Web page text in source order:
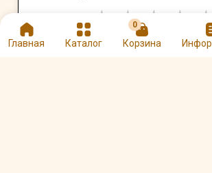
Главная Каталог
0
Корзина
★ ★ ★ ★